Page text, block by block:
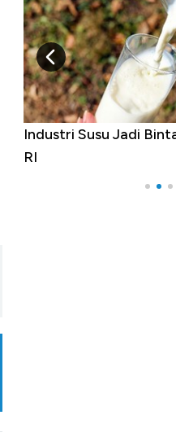
Industri Susu Jadi
RI